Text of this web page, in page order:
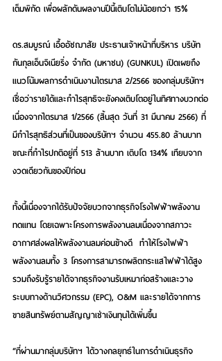
เต็มพิกัด เพื่อผลักดันผลงานปีนี้เติบโตไม่น้อยกว่า 15%
ดร.สมบูรณ์ เอื้ออัชฌาสัย ประธานเจ้าหน้าที่บริหาร บริษัท
กันกุลเอ็นจิเนียริ่ง จำกัด (มหาชน) (GUNKUL) เปิดเผยถึง
แนวโน้มผลการดำเนินงานไตรมาส 2/2566 ของกลุ่มบริษัทฯ
เชื่อว่ารายได้และกำไรสุทธิจะยังคงเติบโตอยู่ในทิศทางบวกต่อ
เนื่องจากไตรมาส 1/2566 (สิ้นสุด วันที่ 31 มีนาคม 2566) ที่
มีกำไรสุทธิส่วนที่เป็นของบริษัทฯ จำนวน 455.80 ล้านบาท
ขณะที่กำไรปกติอยู่ที่ 513 ล้านบาท เติบโต 134% เทียบจาก
งวดเดียวกันของปีก่อน
ทั้งนี้เนื่องจากได้รับปัจจัยบวกจากธุรกิจโรงไฟฟ้าพลังงาน
ทดแทน โดยเฉพาะโครงการพลังงานลมเนื่องจากสภาวะ
อากาศส่งผลให้พลังงานลมค่อนข้างดี  ทำให้โรงไฟฟ้า
พลังงานลมทั้ง 3 โครงการสามารถผลิตกระแสไฟฟ้าได้สูง
รวมถึงรับรู้รายได้จากธุรกิจงานรับเหมาก่อสร้างและวาง
ระบบทางด้านวิศวกรรม (EPC), O&M และรายได้จากการ
ขายสินทรัพย์ตามสัญญาเช่าเงินทุนได้เพิ่มขึ้น
“ที่ผ่านมากลุ่มบริษัทฯ ได้วางกลยุทธ์ในการดำเนินธุรกิจ